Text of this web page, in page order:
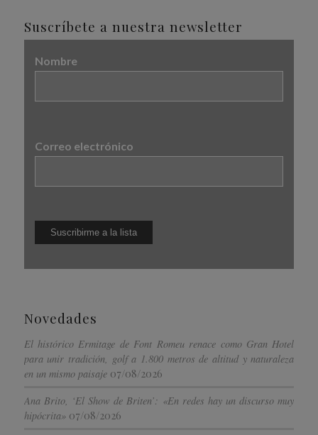
Suscríbete a nuestra newsletter
Nombre
Correo electrónico
Novedades
El histórico Ermitage de Font Romeu renace como Gran Hotel
para unir tradición, golf a 1.800 metros de altitud y naturaleza
en un mismo paisaje 07/08/2026
Ana Brito, ‘El Show de Briten’: «En redes hay un discurso muy
hipócrita» 07/08/2026